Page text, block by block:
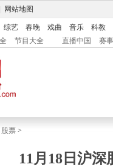
网站地图
综艺 春晚 戏曲 音乐 科教
节目大全 直播中国 赛
股票 >
11月18日沪